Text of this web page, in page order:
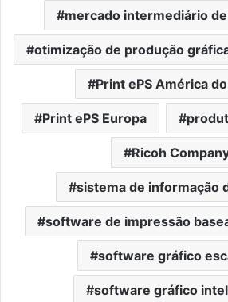
mercado intermediário
otimização de produção
Print ePS América
Print ePS Europa
Ricoh
sistema de informação
software de impressão
software gráfico
software gráfico